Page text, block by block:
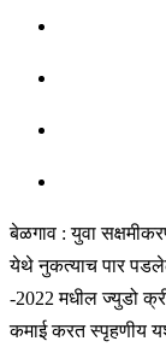
बेळगाव : युवा
येथे नुकत्याच पार
-2022 मधील ज्युडो
कमाई करत स्पृहणीय